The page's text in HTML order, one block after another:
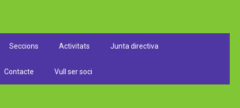
Seccions Activitats Junta directiva
Contacte Vull ser soci